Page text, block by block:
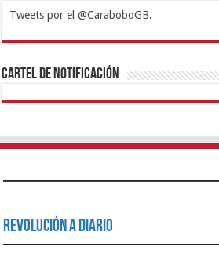
Tweets por el @CaraboboGB.
1xbetBetturkeyBetistKralbetSupertotobet
https://mvbcasino.com/
Cartel de Notificación
Revolución a Diario